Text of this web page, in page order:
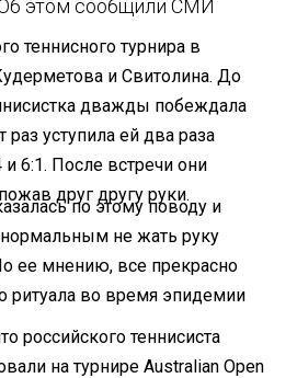
этом сообщили СМИ
теннисного турнира в
и Свитолина. До
дважды побеждала
раз уступила ей два раза
6:1. После встречи они
друг другу руки.
по этому поводу и
нормальным не жать руку
ее мнению, все прекрасно
ритуала во время эпидемии
российского теннисиста
на турнире Australian Open